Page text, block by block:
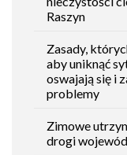
Raszyn
Zasady,
aby uniknąć
oswajają się i
problemy
Zimowe
drogi